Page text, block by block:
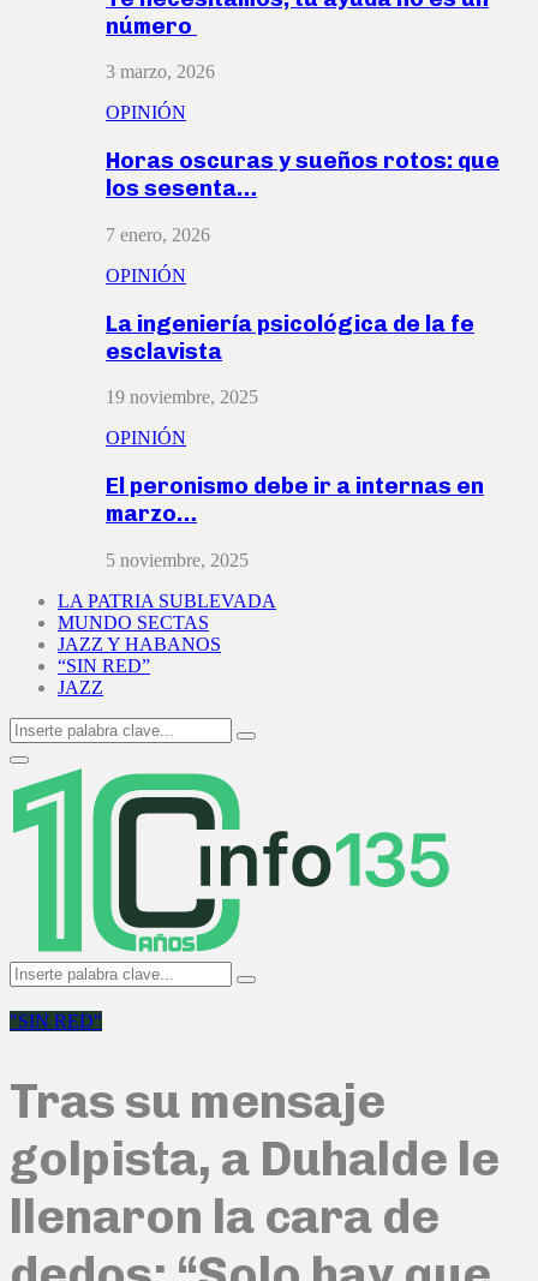
número
3 marzo, 2026
OPINIÓN
Horas oscuras y sueños rotos: que
los sesenta…
7 enero, 2026
OPINIÓN
La ingeniería psicológica de la fe
esclavista
19 noviembre, 2025
OPINIÓN
El peronismo debe ir a internas en
marzo…
5 noviembre, 2025
LA PATRIA SUBLEVADA
MUNDO SECTAS
JAZZ Y HABANOS
“SIN RED”
JAZZ
Search
for:
Search
Primary
Menu
Search
for:
Search
"SIN RED"
Tras su mensaje
golpista, a Duhalde le
llenaron la cara de